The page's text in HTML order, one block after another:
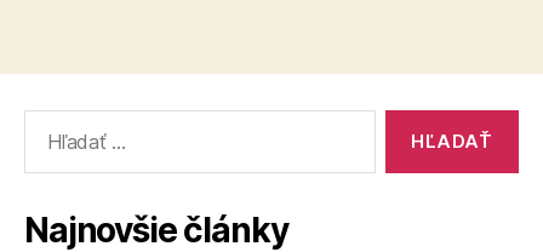
Najnovšie články